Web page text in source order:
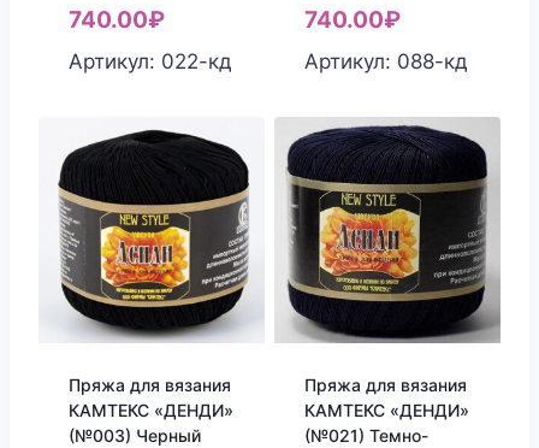
740.00₽
Артикул: 022-кд
740.00₽
Артикул: 088-кд
Пряжа для вязания
КАМТЕКС «ДЕНДИ»
(№003) Черный
Пряжа для вязания
КАМТЕКС «ДЕНДИ»
(№021) Темно-